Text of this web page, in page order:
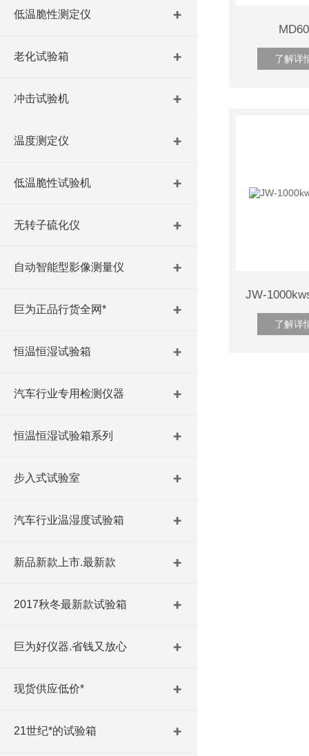
低温脆性测定仪
老化试验箱
冲击试验机
温度测定仪
低温脆性试验机
无转子硫化仪
自动智能型影像测量仪
巨为正品行货全网*
恒温恒湿试验箱
汽车行业专用检测仪器
恒温恒湿试验箱系列
步入式试验室
汽车行业温湿度试验箱
新品新款上市.最新款
2017秋冬最新款试验箱
巨为好仪器.省钱又放心
现货供应低价*
21世纪*的试验箱
了解详
了解详